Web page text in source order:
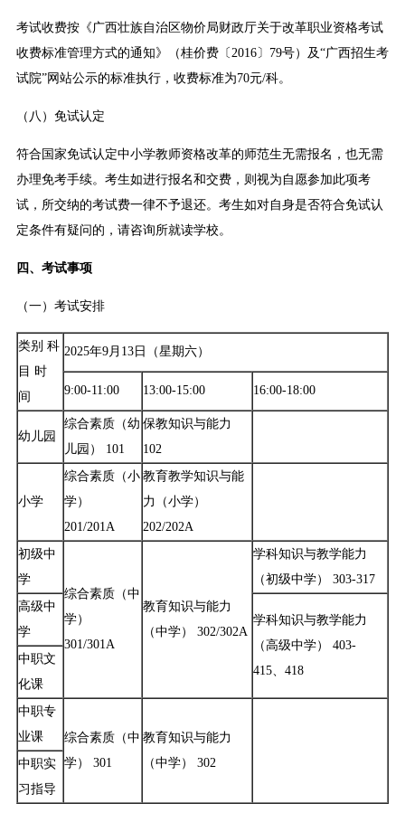
考试收费按《广西壮族自治区物价局财政厅关于改革职业资格考试
收费标准管理方式的通知》（桂价费〔2016〕79号）及“广西招生考
试院”网站公示的标准执行，收费标准为70元/科。
（八）免试认定
符合国家免试认定中小学教师资格改革的师范生无需报名，也无需
办理免考手续。考生如进行报名和交费，则视为自愿参加此项考
试，所交纳的考试费一律不予退还。考生如对自身是否符合免试认
定条件有疑问的，请咨询所就读学校。
四、考试事项
（一）考试安排
类别 科
目 时
间
2025年9月13日（星期六）
9:00-11:00 13:00-15:00 16:00-18:00
幼儿园
综合素质（幼
儿园） 101
保教知识与能力
102
小学
综合素质（小
学）
201/201A
教育教学知识与能
力（小学）
202/202A
初级中
学
综合素质（中
学）
301/301A
教育知识与能力
（中学） 302/302A
学科知识与教学能力
（初级中学） 303-317
高级中
学
学科知识与教学能力
（高级中学） 403-
415、418
中职文
化课
中职专
业课
综合素质（中
学） 301
教育知识与能力
（中学） 302
中职实
习指导